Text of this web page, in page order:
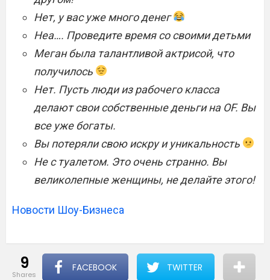
Нет, у вас уже много денег
Неа…. Проведите время со своими детьми
Меган была талантливой актрисой, что
получилось
Нет. Пусть люди из рабочего класса
делают свои собственные деньги на OF. Вы
все уже богаты.
Вы потеряли свою искру и уникальность
Не с туалетом. Это очень странно. Вы
великолепные женщины, не делайте этого!
Новости Шоу-Бизнеса
9
shares
FACEBOOK TWITTER